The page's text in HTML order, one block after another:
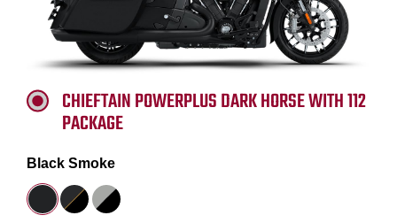
CHIEFTAIN POWERPLUS DARK HORSE WITH 112
PACKAGE
Black Smoke